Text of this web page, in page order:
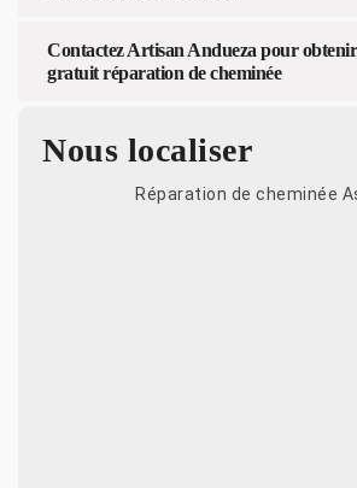
Contactez Artisan Andueza pour
gratuit réparation de cheminée
Nous localiser
Réparation de cheminée